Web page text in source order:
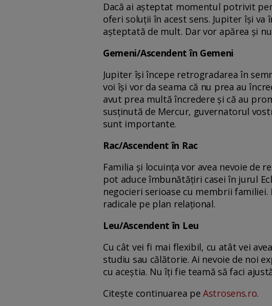
Dacă ai așteptat momentul potrivit
oferi soluții în acest sens. Jupiter își
așteptată de mult. Dar vor apărea și
Gemeni/Ascendent în Gemeni
Jupiter își începe retrogradarea în
voi își vor da seama că nu prea au
avut prea multă încredere și că au
susținută de Mercur, guvernatorul
sunt importante.
Rac/Ascendent în Rac
Familia și locuința vor avea nevoie de
pot aduce îmbunătățiri casei în jurul
negocieri serioase cu membrii
radicale pe plan relațional.
Leu/Ascendent în Leu
Cu cât vei fi mai flexibil, cu atât vei
studiu sau călătorie. Ai nevoie de noi
cu aceștia. Nu îți fie teamă să faci
Citește continuarea peAstrosens.ro.